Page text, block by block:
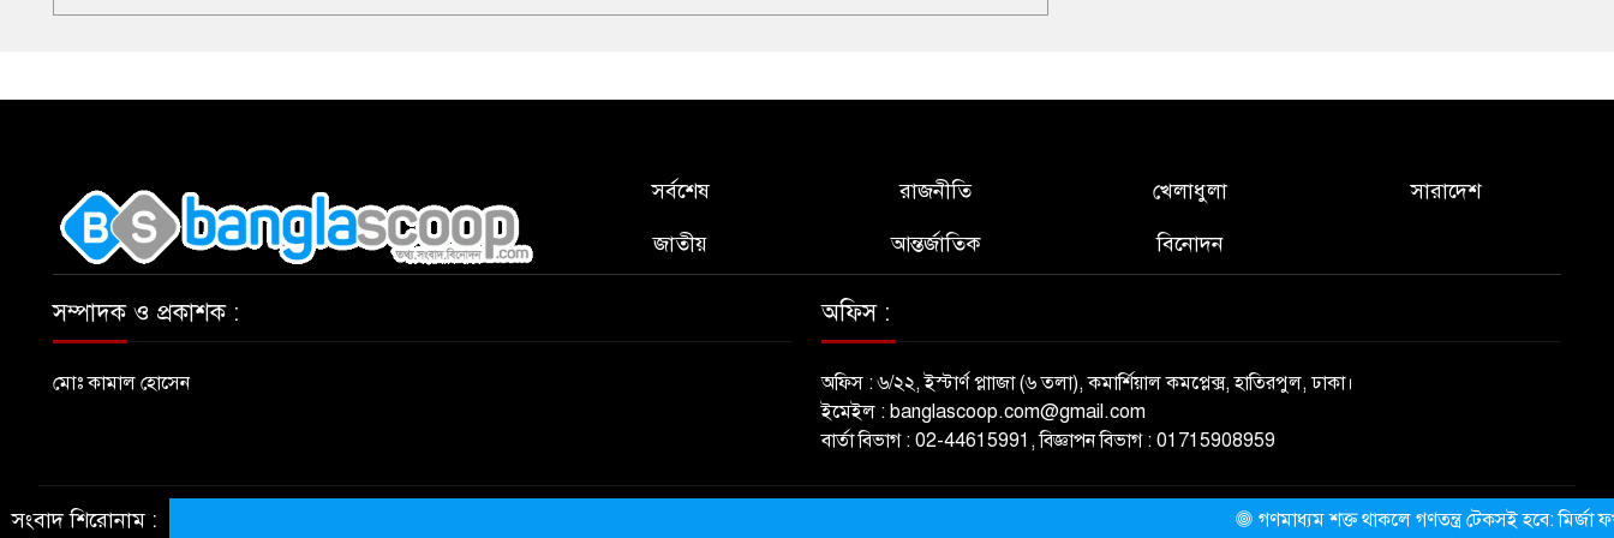
সর্বশেষ
জাতীয়
রাজনীতি
আন্তর্জাতিক
খেলাধুলা
বিনোদন
সারাদেশ
সম্পাদক ও প্রকাশক :
মোঃ কামাল হোসেন
অফিস :
অফিস : ৬/২২, ইস্টার্ণ প্লাাজা (৬ তলা), কমার্শিয়াল কমপ্লেক্স, হাতিরপুল, ঢাকা।
ইমেইল : banglascoop.com@gmail.com
বার্তা বিভাগ : 02-44615991, বিজ্ঞাপন বিভাগ : 01715908959
© All rights reserved © BanglaScoop NewsScript Developed BYThemesBazar.com
সংবাদ শিরোনাম : গণমাধ্যম শক্ত থাকলে গণতন্ত্র টেকসই হবে: মির্জা ফখরুল